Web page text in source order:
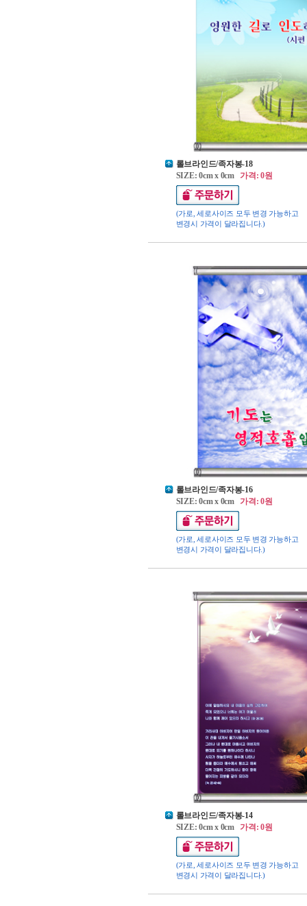
롤브라인드/족자봉-18
SIZE: 0cm x 0cm가격: 0원
(가로, 세로사이즈 모두 변경 가능하고
변경시 가격이 달라집니다.)
롤브라인드/족자봉-16
SIZE: 0cm x 0cm가격: 0원
(가로, 세로사이즈 모두 변경 가능하고
변경시 가격이 달라집니다.)
롤브라인드/족자봉-14
SIZE: 0cm x 0cm가격: 0원
(가로, 세로사이즈 모두 변경 가능하고
변경시 가격이 달라집니다.)